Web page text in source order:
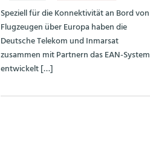
Speziell für die Konnektivität an Bord von
Flugzeugen über Europa haben die
Deutsche Telekom und Inmarsat
zusammen mit Partnern das EAN-System
entwickelt […]